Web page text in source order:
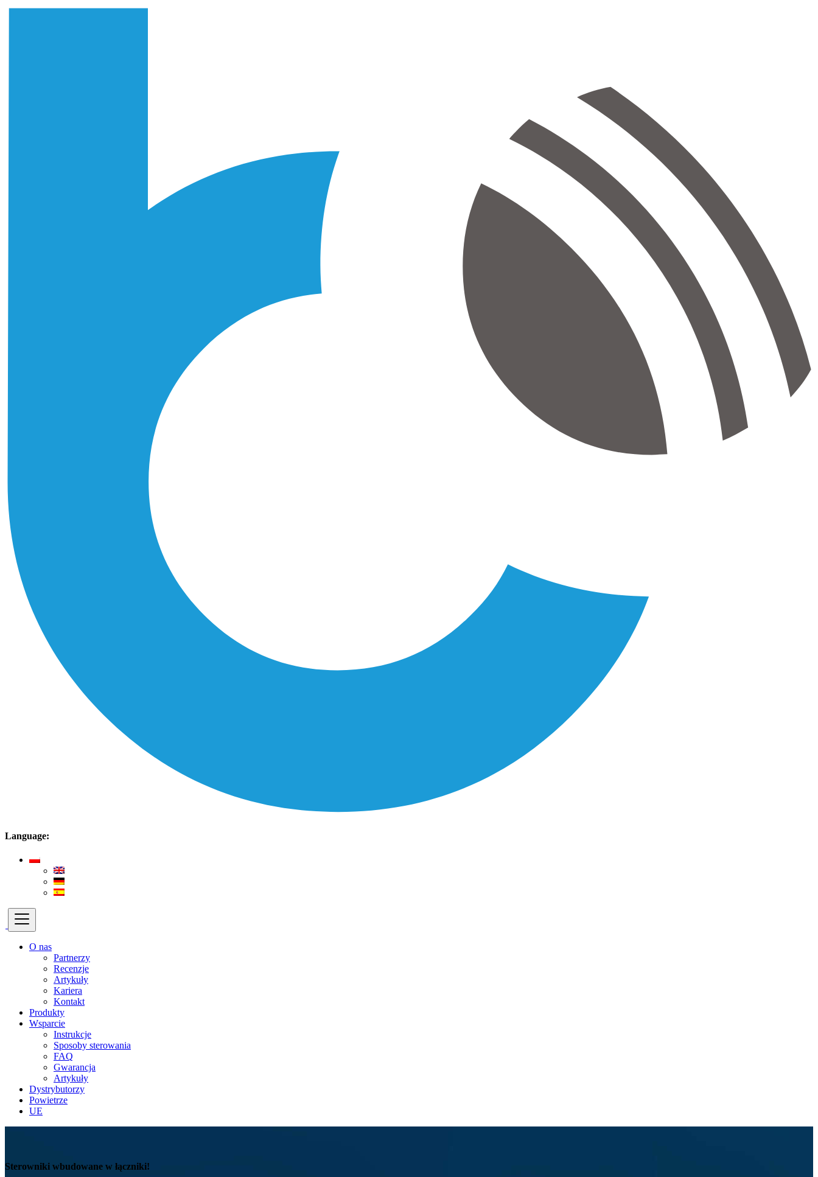
Language:
O nas
Partnerzy
Recenzje
Artykuły
Kariera
Kontakt
Produkty
Wsparcie
Instrukcje
Sposoby sterowania
FAQ
Gwarancja
Artykuły
Dystrybutorzy
Powietrze
UE
Sterowniki wbudowane w łączniki!